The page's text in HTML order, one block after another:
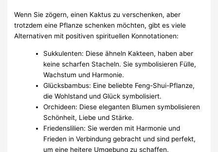
Wenn Sie zögern, einen Kaktus zu verschenken, aber
trotzdem eine Pflanze schenken möchten, gibt es viele
Alternativen mit positiven spirituellen Konnotationen:
Sukkulenten: Diese ähneln Kakteen, haben aber
keine scharfen Stacheln. Sie symbolisieren Fülle,
Wachstum und Harmonie.
Glücksbambus: Eine beliebte Feng-Shui-Pflanze,
die Wohlstand und Glück symbolisiert.
Orchideen: Diese eleganten Blumen symbolisieren
Schönheit, Liebe und Stärke.
Friedenslilien: Sie werden mit Harmonie und
Frieden in Verbindung gebracht und sind perfekt,
um eine heitere Umgebung zu schaffen.